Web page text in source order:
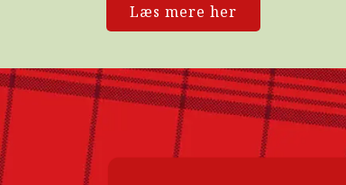
Læs mere her